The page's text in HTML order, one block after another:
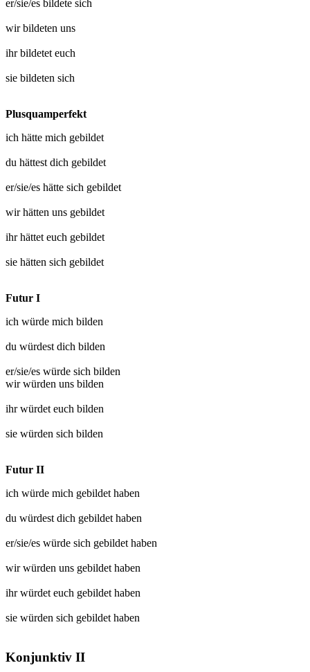
er/sie/es bildete sich
wirbildeten uns
ihrbildetet euch
sie bildeten sich
Plusquamperfekt
ich hätte mich gebildet
du hättest dich gebildet
er/sie/es hätte sich gebildet
wir hätten uns gebildet
ihr hättet euch gebildet
sie hätten sich gebildet
Futur I
ich würde mich bilden
du würdest dich bilden
er/sie/es würde sich bilden
wir würden uns bilden
ihr würdet euch bilden
sie würden sich bilden
Futur II
ich würde mich gebildethaben
du würdest dich gebildethaben
er/sie/es würde sich gebildethaben
wir würden uns gebildethaben
ihr würdet euch gebildethaben
sie würden sich gebildethaben
Konjunktiv II